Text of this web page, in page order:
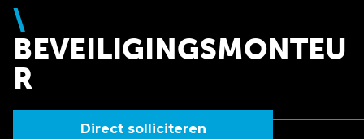
BEVEILIGINGSMONTEU
R
Direct solliciteren